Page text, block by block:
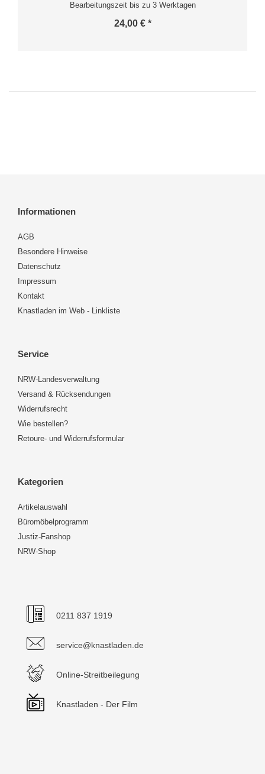
Bearbeitungszeit bis zu 3 Werktagen
24,00 € *
Informationen
AGB
Besondere Hinweise
Datenschutz
Impressum
Kontakt
Knastladen im Web - Linkliste
Service
NRW-Landesverwaltung
Versand & Rücksendungen
Widerrufsrecht
Wie bestellen?
Retoure- und Widerrufsformular
Kategorien
Artikelauswahl
Büromöbelprogramm
Justiz-Fanshop
NRW-Shop
0211 837 1919
service@knastladen.de
Online-Streitbeilegung
Knastladen - Der Film